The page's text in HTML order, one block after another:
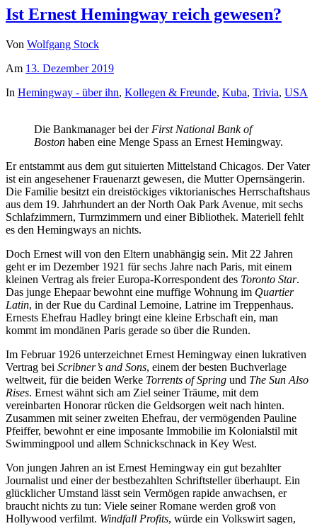
Ist Ernest Hemingway reich gewesen?
Von Wolfgang Stock
Am 13. Dezember 2019
In Hemingway - über ihn, Kollegen & Freunde, Kuba, Trivia, USA
Die Bankmanager bei der First National Bank of
Boston haben eine Menge Spass an Ernest Hemingway.
Er entstammt aus dem gut situierten Mittelstand Chicagos. Der Vater
ist ein angesehener Frauenarzt gewesen, die Mutter Opernsängerin.
Die Familie besitzt ein dreistöckiges viktorianisches Herrschaftshaus
aus dem 19. Jahrhundert an der North Oak Park Avenue, mit sechs
Schlafzimmern, Turmzimmern und einer Bibliothek. Materiell fehlt
es den Hemingways an nichts.
Doch Ernest will von den Eltern unabhängig sein. Mit 22 Jahren
geht er im Dezember 1921 für sechs Jahre nach Paris, mit einem
kleinen Vertrag als freier Europa-Korrespondent des Toronto Star.
Das junge Ehepaar bewohnt eine muffige Wohnung im Quartier
Latin, in der Rue du Cardinal Lemoine, Latrine im Treppenhaus.
Ernests Ehefrau Hadley bringt eine kleine Erbschaft ein, man
kommt im mondänen Paris gerade so über die Runden.
Im Februar 1926 unterzeichnet Ernest Hemingway einen lukrativen
Vertrag bei Scribner’s and Sons, einem der besten Buchverlage
weltweit, für die beiden Werke Torrents of Spring und The Sun Also
Rises. Ernest wähnt sich am Ziel seiner Träume, mit dem
vereinbarten Honorar rücken die Geldsorgen weit nach hinten.
Zusammen mit seiner zweiten Ehefrau, der vermögenden Pauline
Pfeiffer, bewohnt er eine imposante Immobilie im Kolonialstil mit
Swimmingpool und allem Schnickschnack in Key West.
Von jungen Jahren an ist Ernest Hemingway ein gut bezahlter
Journalist und einer der bestbezahlten Schriftsteller überhaupt. Ein
glücklicher Umstand lässt sein Vermögen rapide anwachsen, er
braucht nichts zu tun: Viele seiner Romane werden groß von
Hollywood verfilmt. Windfall Profits, würde ein Volkswirt sagen,